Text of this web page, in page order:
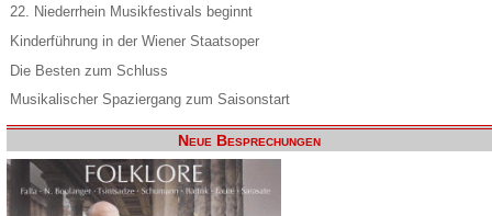
22. Niederrhein Musikfestivals beginnt
Kinderführung in der Wiener Staatsoper
Die Besten zum Schluss
Musikalischer Spaziergang zum Saisonstart
Neue Besprechungen